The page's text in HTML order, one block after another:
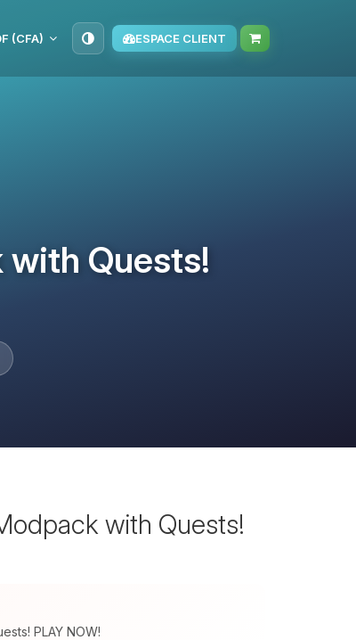
(CFA) ESPACE CLIENT
with Quests!
with Quests!
PLAY NOW!